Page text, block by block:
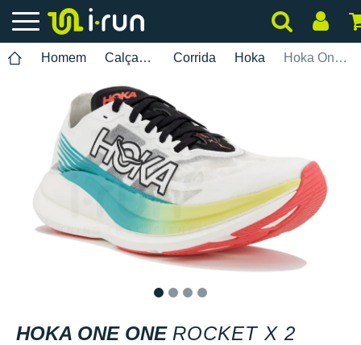
Homem Calçados Corrida Hoka Hoka One One Rocket X 2
HOKA ONE ONE ROCKET X 2